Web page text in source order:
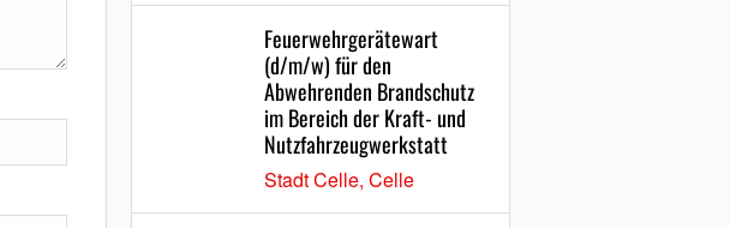
Feuerwehrgerätewart
(d/m/w) für den
Abwehrenden Brandschutz
im Bereich der Kraft- und
Nutzfahrzeugwerkstatt
Stadt Celle, Celle